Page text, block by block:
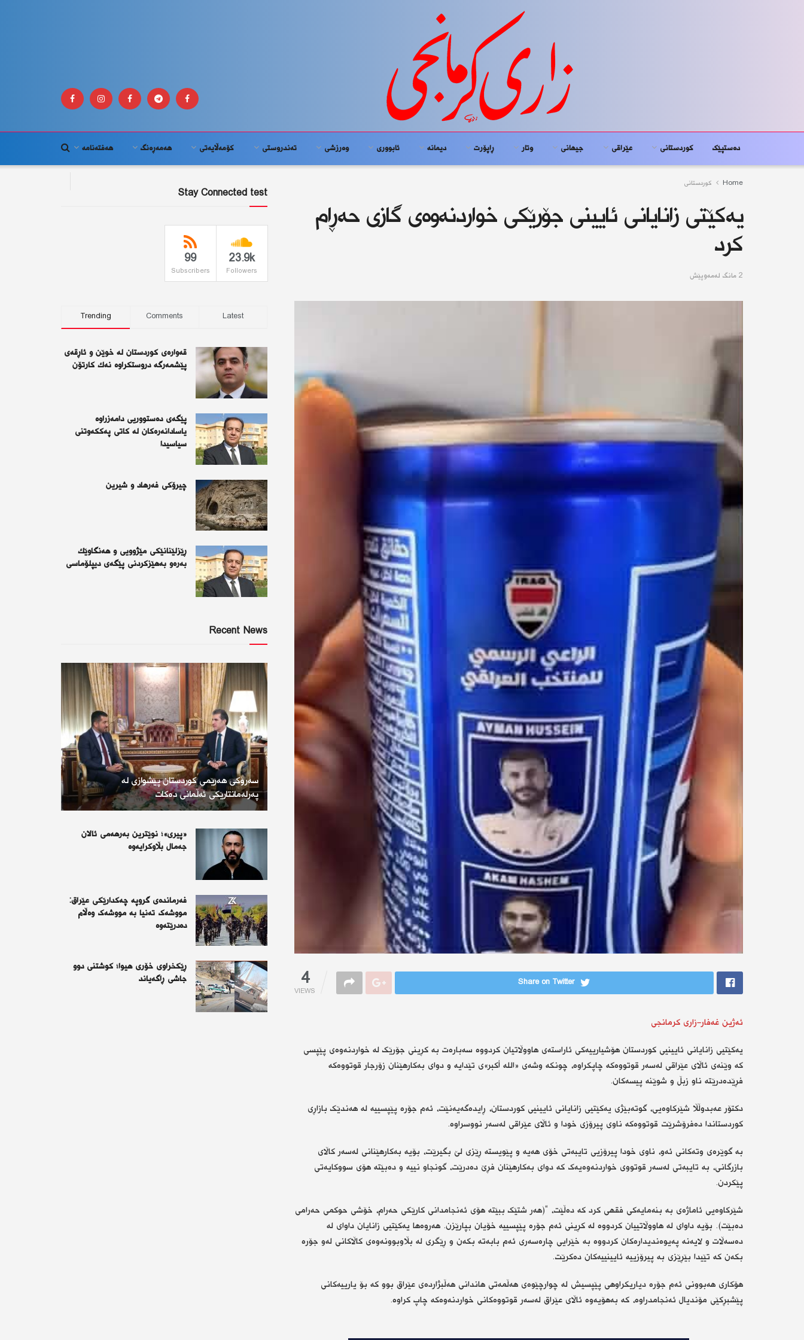
دەستپێک کوردستانى عێراقی جیهانى وتار ڕاپۆرت دیمانە ئابوورى وەرزشی تەندروستى كۆمه‌ڵايه‌تى هەمەڕەنگ هەفتەنامە
Home کوردستانى
یەکێتی زانایانی ئایینی جۆرێکی خواردنەوەی گازی حەڕام
کرد
2 مانگ له‌مه‌وپێش
4
VIEWS
Share on Twitter
ئەژین غەفار-زاری کرمانجی
یەکێتیی زانایانی ئایینیی کوردستان هۆشیارییەکی ئاراستەی هاووڵاتیان کردووە سەبارەت بە کڕینی جۆرێک لە خواردنەوەی پێپسی
کە وێنەی ئاڵای عێراقی لەسەر قوتووەکە چاپکراوە، چونکە وشەی «الله أکبر»ی تێدایە و دوای بەکارهێنان زۆرجار قوتووەکە
فڕێدەدرێتە ناو زبڵ و شوێنە پیسەکان.
دکتۆر عەبدوڵڵا شێرکاوەیی، گوتەبێژی یەکێتیی زانایانی ئایینیی کوردستان، ڕایدەگەیەنێت، ئەم جۆرە پێپسییە لە هەندێک بازاڕی
کوردستاندا دەفرۆشرێت قوتووەکە ناوی پیرۆزی خودا و ئاڵای عێراقی لەسەر نووسراوە.
بە گوێرەی وتەکانی ئەو، ناوی خودا پیرۆزیی تایبەتی خۆی هەیە و پێویستە ڕێزی لێ بگیرێت، بۆیە بەکارهێنانی لەسەر کاڵای
بازرگانی، بە تایبەتی لەسەر قوتووی خواردنەوەیەک کە دوای بەکارهێنان فڕێ دەدرێت، گونجاو نییە و دەبێتە هۆی سووکایەتی
پێکردن.
شێرکاوەیی ئاماژەی بە بنەمایەکی فقهی کرد کە دەڵێت، “(هەر شتێک ببێتە هۆی ئەنجامدانی کارێکی حەرام، خۆشی حوکمی حەرامی
دەبێت). بۆیە داوای لە هاووڵاتییان کردووە لە کڕینی ئەم جۆرە پێپسییە خۆیان بپارێزن. هەروەها یەکێتیی زانایان داوای لە
دەسەڵات و لایەنە پەیوەندیدارەکان کردووە بە خێرایی چارەسەری ئەم بابەتە بکەن و ڕێگری لە بڵاوبوونەوەی کاڵاکانی لەو جۆرە
بکەن کە تێیدا بێڕێزی بە پیرۆزییە ئایینییەکان دەکرێت.
هۆکاری هەبوونی ئەم جۆرە دیاریکراوهی پێپسیش لە چوارچێوەی هەڵمەتی هاندانی هەڵبژاردەی عێراق بوو کە بۆ یارییەکانی
پێشبڕکێی مۆندیال ئەنجامدراوە، کە بەهۆیەوە ئاڵای عێراق لەسەر قوتووەکانی خواردنەوەکە چاپ کراوە.
Stay Connected test
23.9k
Followers
99
Subscribers
Trending Comments Latest
قەوارەی كوردستان لە خوێن و ئاڕقەی
پێشمەرگە دروستكراوە نەك كارتۆن
پێگەی دەستووریی دامەزراوە
یاسادانەرەكان لە كاتی پەككەوتنی
سیاسیدا
چیرۆكی فەرهاد و شیرین
ڕێزلێنانێكی مێژوویی و هەنگاوێك
بەرەو بەهێزكردنی پێگەی دیپلۆماسی
Recent News
سەرۆكی هەرێمی كوردستان پێشوازی لە
پەرلەمانتارێكی ئەڵمانی دەكات
«پیری»؛ نوێترین بەرهەمی ئالان
جەمال بڵاوکرایەوە
فەرماندەی گروپە چەكدارێكی عێراق:
مووشەک تەنیا بە مووشەک وەڵام
دەدرێتەوە
ڕێكخراوی خۆری هیوا؛ كوشتنی دوو
جاشی ڕاگەیاند